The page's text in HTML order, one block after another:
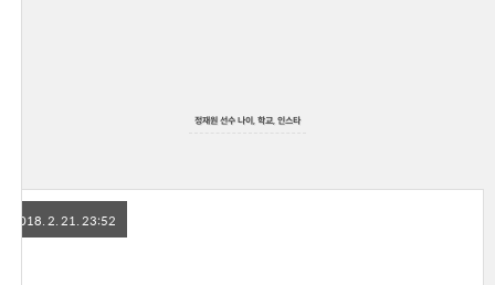
정재원 선수 나이, 학교, 인스타
2018. 2. 21. 23:52